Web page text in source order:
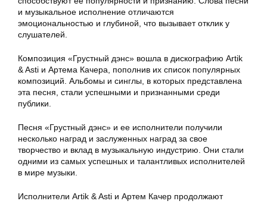
и музыкальное исполнение отличаются
эмоциональностью и глубиной, что вызывает отклик у
слушателей.
Композиция «Грустный дэнс» вошла в дискографию Artik
& Asti и Артема Качера, пополнив их список популярных
композиций. Альбомы и синглы, в которых представлена
эта песня, стали успешными и признанными среди
публики.
Песня «Грустный дэнс» и ее исполнители получили
несколько наград и заслуженных наград за свое
творчество и вклад в музыкальную индустрию. Они стали
одними из самых успешных и талантливых исполнителей
в мире музыки.
Исполнители Artik & Asti и Артем Качер продолжают